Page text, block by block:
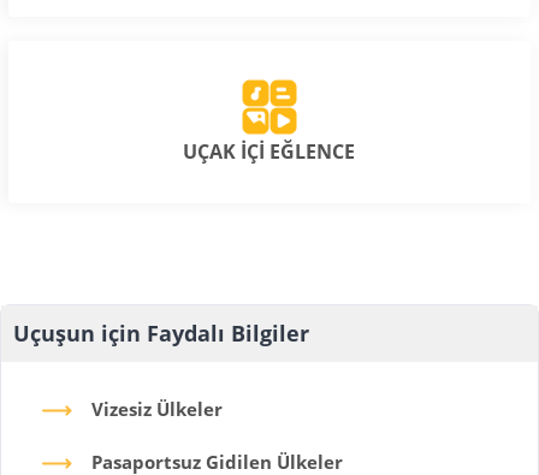
UÇAK İÇİ EĞLENCE
Uçuşun için Faydalı Bilgiler
Vizesiz Ülkeler
Pasaportsuz Gidilen Ülkeler